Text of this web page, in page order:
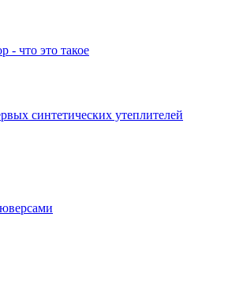
- что это такое
синтетических утеплителей